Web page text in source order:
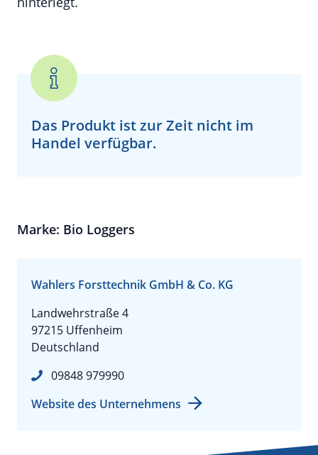
Das Produkt ist zur Zeit nicht im
Handel verfügbar.
Marke: Bio Loggers
Wahlers Forsttechnik GmbH & Co. KG
Landwehrstraße 4
97215 Uffenheim
Deutschland
09848 979990
Website des Unternehmens